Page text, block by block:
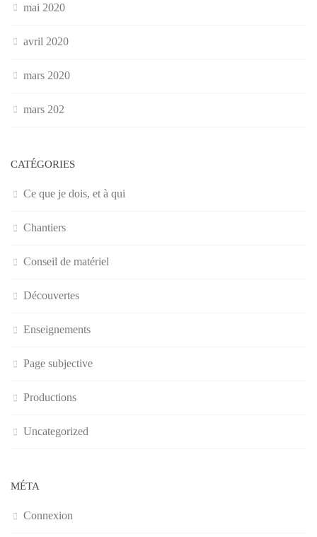
mai 2020
avril 2020
mars 2020
mars 202
CATÉGORIES
Ce que je dois, et à qui
Chantiers
Conseil de matériel
Découvertes
Enseignements
Page subjective
Productions
Uncategorized
MÉTA
Connexion